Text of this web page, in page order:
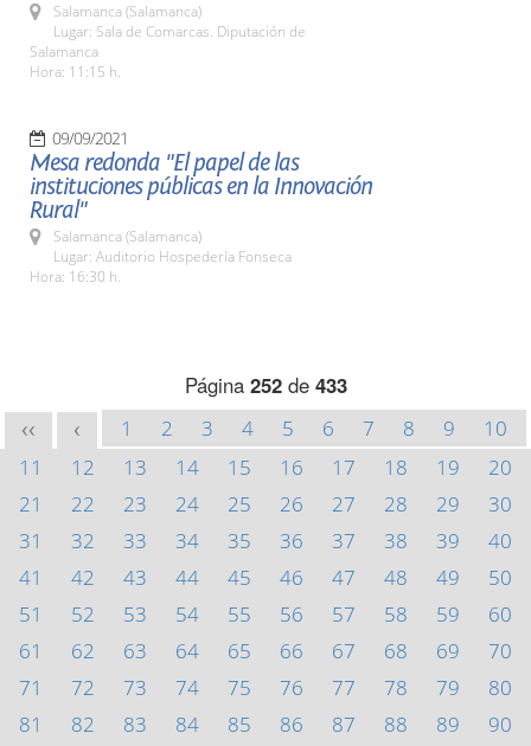
Salamanca (Salamanca)
Lugar: Sala de Comarcas. Diputación de
Salamanca
Hora: 11:15 h.
09/09/2021
Mesa redonda "El papel de las
instituciones públicas en la Innovación
Rural"
Salamanca (Salamanca)
Lugar: Auditorio Hospedería Fonseca
Hora: 16:30 h.
Página 252de 433
<< < 1 2 3 4 5 6 7 8 9
10
11
12 13 14 15 16 17 18 19
20
21
22 23 24 25 26 27 28 29
30
31
32 33 34 35 36 37 38 39
40
41
42 43 44 45 46 47 48 49
50
51
52 53 54 55 56 57 58 59
60
61
62 63 64 65 66 67 68 69
70
71
72 73 74 75 76 77 78 79
80
81
82 83 84 85 86 87 88 89
90